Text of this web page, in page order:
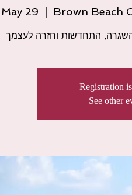
May 29
  |
Registration
See other